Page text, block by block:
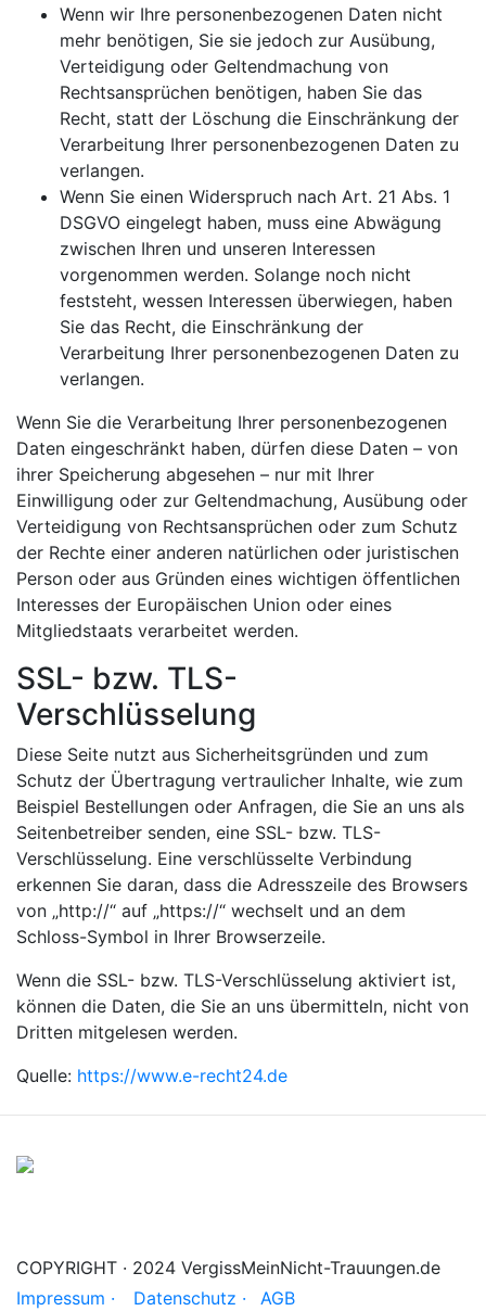
Wenn wir Ihre personenbezogenen Daten nicht
mehr benötigen, Sie sie jedoch zur Ausübung,
Verteidigung oder Geltendmachung von
Rechtsansprüchen benötigen, haben Sie das
Recht, statt der Löschung die Einschränkung der
Verarbeitung Ihrer personenbezogenen Daten zu
verlangen.
Wenn Sie einen Widerspruch nach Art. 21 Abs. 1
DSGVO eingelegt haben, muss eine Abwägung
zwischen Ihren und unseren Interessen
vorgenommen werden. Solange noch nicht
feststeht, wessen Interessen überwiegen, haben
Sie das Recht, die Einschränkung der
Verarbeitung Ihrer personenbezogenen Daten zu
verlangen.
Wenn Sie die Verarbeitung Ihrer personenbezogenen
Daten eingeschränkt haben, dürfen diese Daten – von
ihrer Speicherung abgesehen – nur mit Ihrer
Einwilligung oder zur Geltendmachung, Ausübung oder
Verteidigung von Rechtsansprüchen oder zum Schutz
der Rechte einer anderen natürlichen oder juristischen
Person oder aus Gründen eines wichtigen öffentlichen
Interesses der Europäischen Union oder eines
Mitgliedstaats verarbeitet werden.
SSL- bzw. TLS-
Verschlüsselung
Diese Seite nutzt aus Sicherheitsgründen und zum
Schutz der Übertragung vertraulicher Inhalte, wie zum
Beispiel Bestellungen oder Anfragen, die Sie an uns als
Seitenbetreiber senden, eine SSL- bzw. TLS-
Verschlüsselung. Eine verschlüsselte Verbindung
erkennen Sie daran, dass die Adresszeile des Browsers
von „http://“ auf „https://“ wechselt und an dem
Schloss-Symbol in Ihrer Browserzeile.
Wenn die SSL- bzw. TLS-Verschlüsselung aktiviert ist,
können die Daten, die Sie an uns übermitteln, nicht von
Dritten mitgelesen werden.
Quelle: https://www.e-recht24.de
COPYRIGHT · 2024 VergissMeinNicht-Trauungen.de
Impressum ·
Datenschutz · AGB